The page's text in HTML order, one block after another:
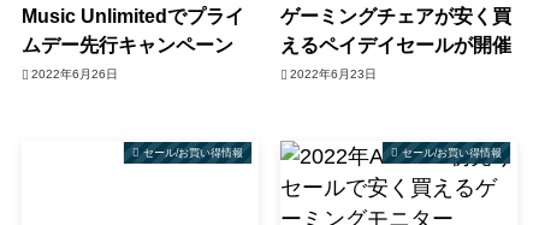
Music Unlimitedでプライ
ムデー先行キャンペーン
2022年6月26日
ゲーミングチェアが安く買
えるペイデイセールが開催
2022年6月23日
セール/お買い得情報 セール/お買い得情報